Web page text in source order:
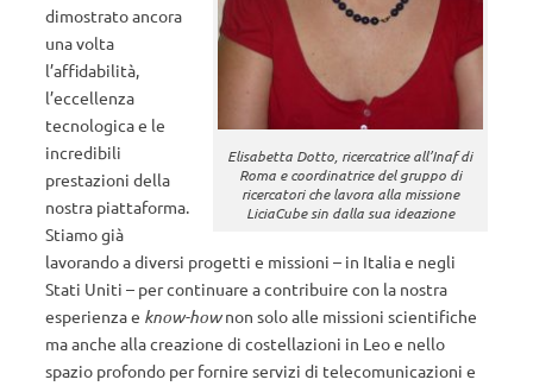
Elisabetta Dotto, ricercatrice all’Inaf di
Roma e coordinatrice del gruppo di
ricercatori che lavora alla missione
LiciaCube sin dalla sua ideazione
dimostrato ancora
una volta
l’affidabilità,
l’eccellenza
tecnologica e le
incredibili
prestazioni della
nostra piattaforma.
Stiamo già
lavorando a diversi progetti e missioni – in Italia e negli
Stati Uniti – per continuare a contribuire con la nostra
esperienza e know-hownon solo alle missioni scientifiche
ma anche alla creazione di costellazioni in Leo e nello
spazio profondo per fornire servizi di telecomunicazioni e